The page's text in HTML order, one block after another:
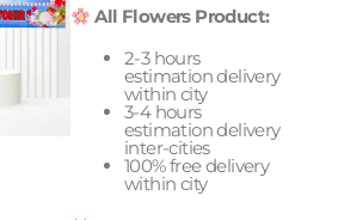
All Flowers Product:
2-3 hours
estimation delivery
within city
3-4 hours
estimation delivery
inter-cities
100% free delivery
within city